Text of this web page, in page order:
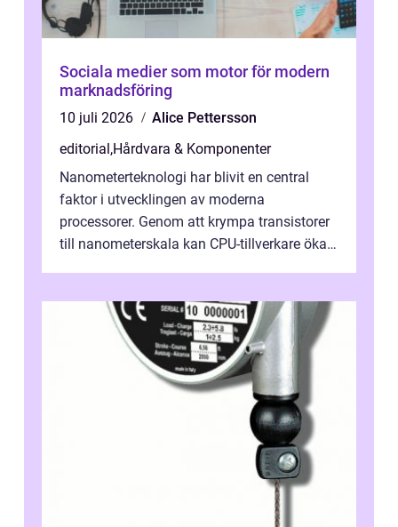
Sociala medier som motor för modern
marknadsföring
10 juli 2026
Alice Pettersson
editorial,Hårdvara & Komponenter
Nanometerteknologi har blivit en central
faktor i utvecklingen av moderna
processorer. Genom att krympa transistorer
till nanometerskala kan CPU-tillverkare öka